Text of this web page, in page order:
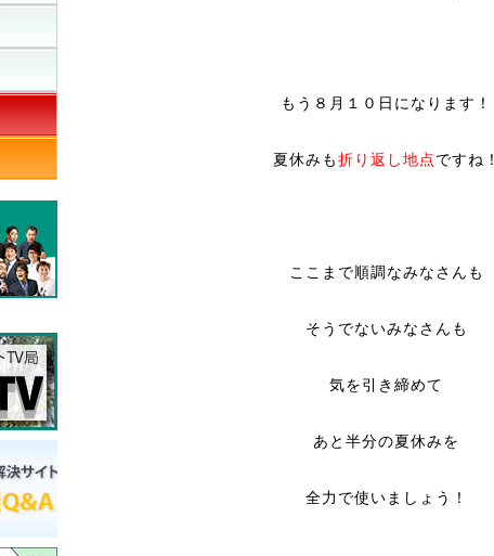
もう８月１０日になります！
夏休みも折り返し地点ですね！
ここまで順調なみなさんも
そうでないみなさんも
気を引き締めて
あと半分の夏休みを
全力で使いましょう！